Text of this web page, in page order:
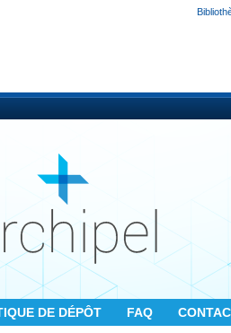
DE DÉPÔT FAQ